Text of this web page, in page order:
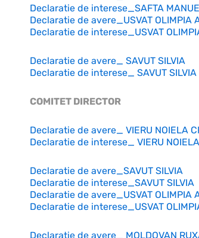
Declaratie de interese_SAFTA
Declaratie de avere_USVAT OLIMPIA
Declaratie de interese_USVAT
Declaratie de avere_ SAVUT SILVIA
Declaratie de interese_ SAVUT SILVIA
COMITET DIRECTOR
Declaratie de avere_ VIERU NOIELA
Declaratie de interese_ VIERU
Declaratie de avere_SAVUT SILVIA
Declaratie de interese_SAVUT SILVIA
Declaratie de avere_USVAT OLIMPIA
Declaratie de interese_USVAT
Declaratie de avere_ MOLDOVAN